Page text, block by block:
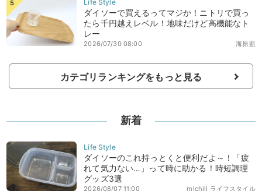
ダイソーで買えるってマジか！ニトリで買っ
たら千円越えレベル！地味だけど高機能なト
レー
海原藍
2026/07/30 08:00
カテゴリランキングをもっと見る
新着
ダイソーのこれ持っとくと便利だよ～！「疲
れて気力ない…」って時に助かる！時短調理
グッズ3選
michill ライフスタイル
2026/08/07 11:00